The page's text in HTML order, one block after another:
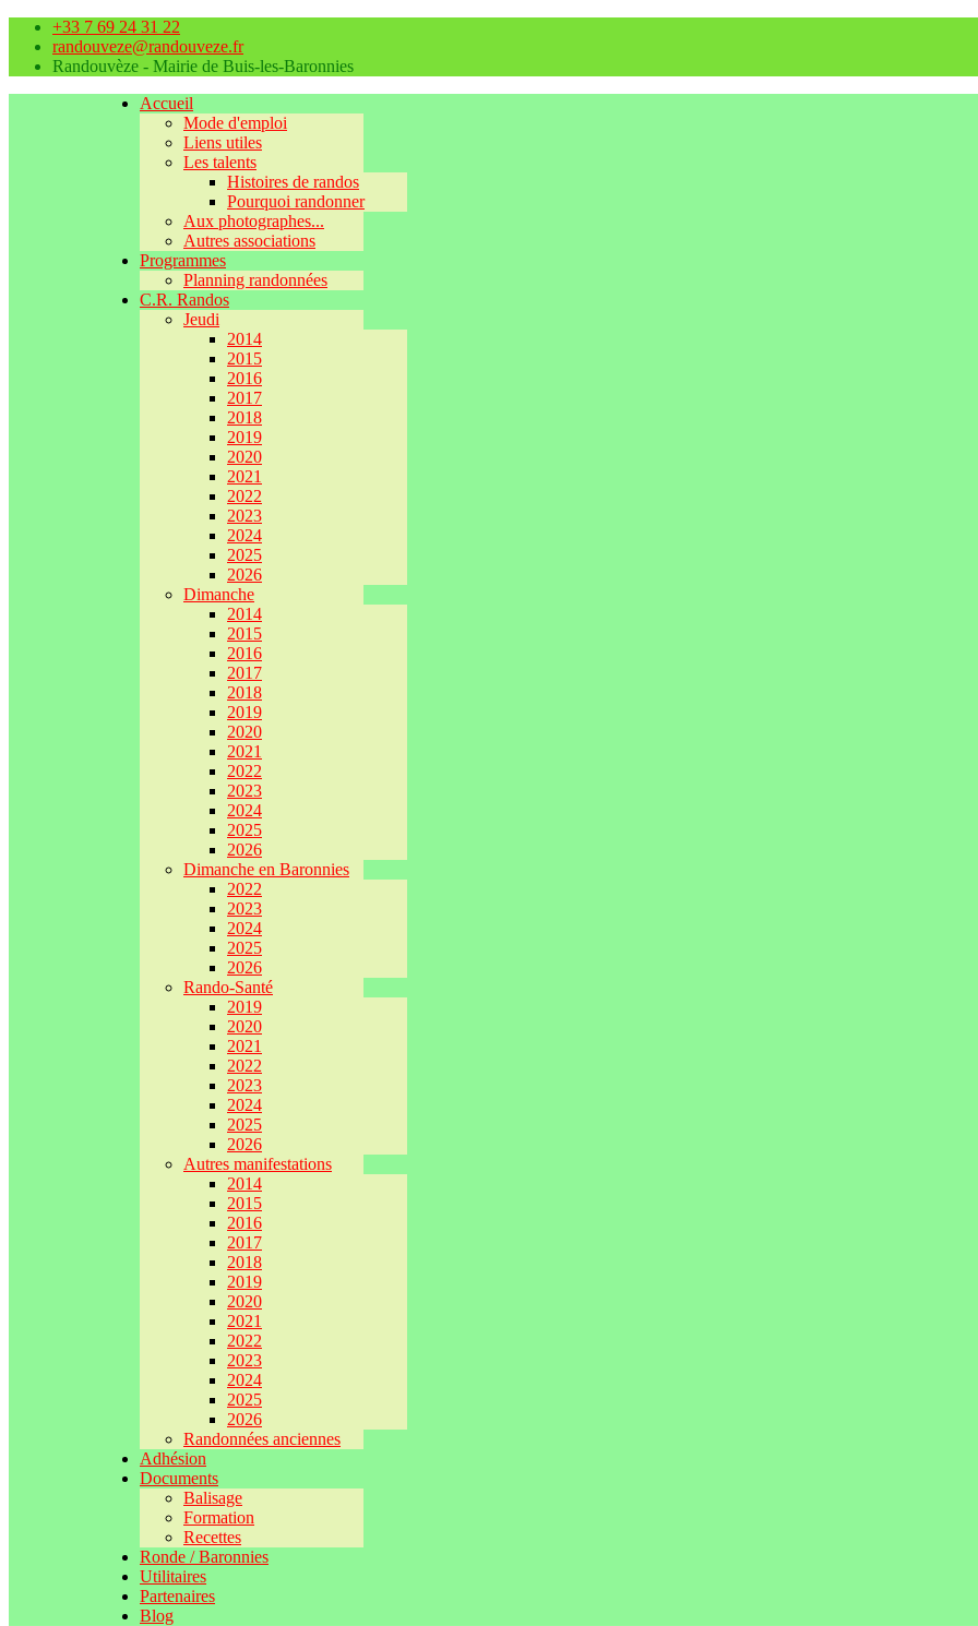
+33 7 69 24 31 22
randouveze@randouveze.fr
Randouvèze - Mairie de Buis-les-Baronnies
Accueil
Mode d'emploi
Liens utiles
Les talents
Histoires de randos
Pourquoi randonner
Aux photographes...
Autres associations
Programmes
Planning randonnées
C.R. Randos
Jeudi
2014
2015
2016
2017
2018
2019
2020
2021
2022
2023
2024
2025
2026
Dimanche
2014
2015
2016
2017
2018
2019
2020
2021
2022
2023
2024
2025
2026
Dimanche en Baronnies
2022
2023
2024
2025
2026
Rando-Santé
2019
2020
2021
2022
2023
2024
2025
2026
Autres manifestations
2014
2015
2016
2017
2018
2019
2020
2021
2022
2023
2024
2025
2026
Randonnées anciennes
Adhésion
Documents
Balisage
Formation
Recettes
Ronde / Baronnies
Utilitaires
Partenaires
Blog